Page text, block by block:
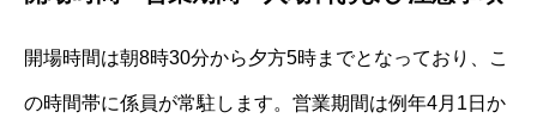
開場時間は朝8時30分から夕方5時までとなっており、こ
の時間帯に係員が常駐します。営業期間は例年4月1日か